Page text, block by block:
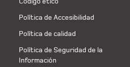
Política de Accesibilidad
Política de calidad
Política de Seguridad de la
Información